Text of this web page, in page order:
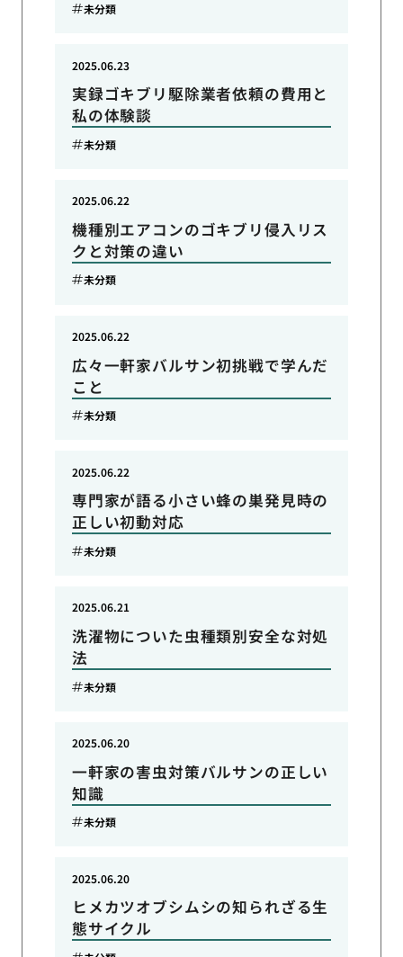
未分類
実録ゴキブリ駆除業者依頼の費用と
私の体験談
2025.06.23
未分類
機種別エアコンのゴキブリ侵入リス
クと対策の違い
2025.06.22
未分類
広々一軒家バルサン初挑戦で学んだ
こと
2025.06.22
未分類
専門家が語る小さい蜂の巣発見時の
正しい初動対応
2025.06.22
未分類
洗濯物についた虫種類別安全な対処
法
2025.06.21
未分類
一軒家の害虫対策バルサンの正しい
知識
2025.06.20
未分類
ヒメカツオブシムシの知られざる生
態サイクル
2025.06.20